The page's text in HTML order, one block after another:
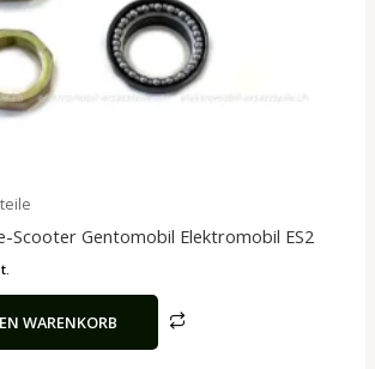
Scooter Gentomobil Elektromobil ES2
WARENKORB